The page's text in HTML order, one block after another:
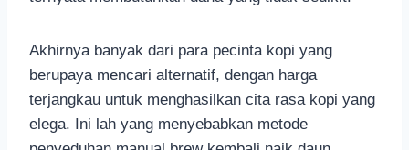
Akhirnya banyak dari para pecinta kopi yang
berupaya mencari alternatif, dengan harga
terjangkau untuk menghasilkan cita rasa kopi yang
elega. Ini lah yang menyebabkan metode